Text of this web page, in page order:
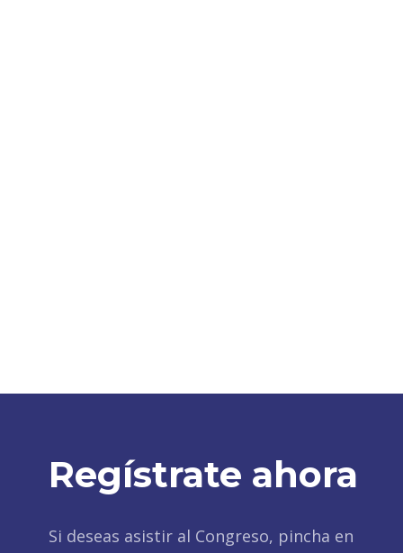
Regístrate ahora
Si deseas asistir al Congreso, pincha en